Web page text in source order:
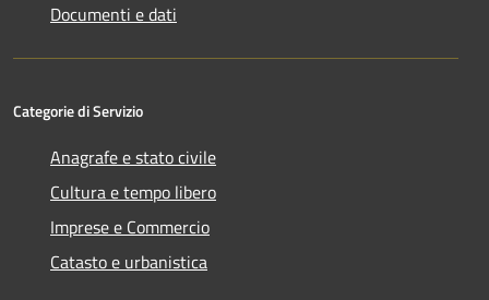
Documenti e dati
Categorie di Servizio
Anagrafe e stato civile
Cultura e tempo libero
Imprese e Commercio
Catasto e urbanistica